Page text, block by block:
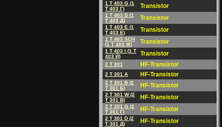
1 T 403 G (1
T 403 Г)
Transistor
1 T 403 D (1
T 403 Д)
Transistor
1 T 403 E (1
T 403 E)
Transistor
1 T 403 SCH
(1 T 403 Ж)
Transistor
1 T 403 I (1 T
403 Й)
Transistor
2 T 301 HF-Transistor
2 T 301 A HF-Transistor
2 T 301 B (2
T 301 Б)
HF-Transistor
2 T 301 W (2
T 301 B)
HF-Transistor
2 T 301 G (2
T 301 Г)
HF-Transistor
2 T 301 D (2
T 301 Д)
HF-Transistor